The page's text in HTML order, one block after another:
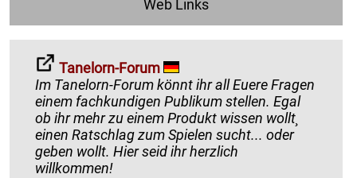
Web Links
Tanelorn-Forum
Im Tanelorn-Forum könnt ihr all Euere Fragen
einem fachkundigen Publikum stellen. Egal
ob ihr mehr zu einem Produkt wissen wollt¸
einen Ratschlag zum Spielen sucht... oder
geben wollt. Hier seid ihr herzlich
willkommen!